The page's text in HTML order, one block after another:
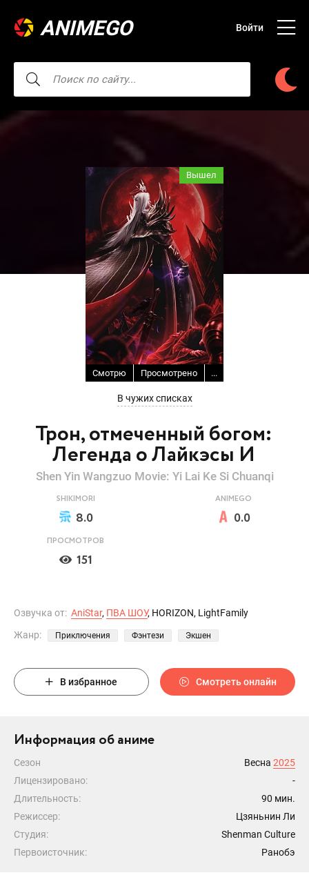
ANIMEGO Войти
Трон, отмеченный богом:
Легенда о Лайкэсы И
Вышел
Смотрю Просмотрено ...
В чужих списках
Shen Yin Wangzuo Movie: Yi Lai Ke Si Chuanqi
SHIKIMORI
8.0
ANIMEGO
0.0
ПРОСМОТРОВ
151
Озвучка от: AniStar, ПВА ШОУ, HORIZON, LightFamily
Жанр:
Приключения Фэнтези Экшен
В избранное Смотреть онлайн
Информация об аниме
Сезон Весна 2025
Лицензировано:
-
Длительность:
90 мин.
Режиссер:
Цзяньнин Ли
Студия:
Shenman Culture
Первоисточник:
Ранобэ